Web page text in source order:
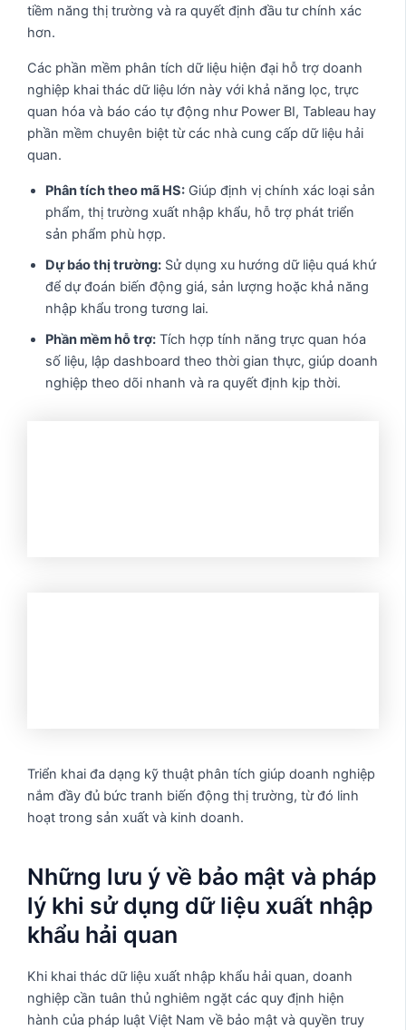
tiềm năng thị trường và ra quyết định đầu tư chính xác
hơn.
Các phần mềm phân tích dữ liệu hiện đại hỗ trợ doanh
nghiệp khai thác dữ liệu lớn này với khả năng lọc, trực
quan hóa và báo cáo tự động như Power BI, Tableau hay
phần mềm chuyên biệt từ các nhà cung cấp dữ liệu hải
quan.
Phân tích theo mã HS: Giúp định vị chính xác loại sản
phẩm, thị trường xuất nhập khẩu, hỗ trợ phát triển
sản phẩm phù hợp.
Dự báo thị trường: Sử dụng xu hướng dữ liệu quá khứ
để dự đoán biến động giá, sản lượng hoặc khả năng
nhập khẩu trong tương lai.
Phần mềm hỗ trợ: Tích hợp tính năng trực quan hóa
số liệu, lập dashboard theo thời gian thực, giúp doanh
nghiệp theo dõi nhanh và ra quyết định kịp thời.
Triển khai đa dạng kỹ thuật phân tích giúp doanh nghiệp
nắm đầy đủ bức tranh biến động thị trường, từ đó linh
hoạt trong sản xuất và kinh doanh.
Những lưu ý về bảo mật và pháp
lý khi sử dụng dữ liệu xuất nhập
khẩu hải quan
Khi khai thác dữ liệu xuất nhập khẩu hải quan, doanh
nghiệp cần tuân thủ nghiêm ngặt các quy định hiện
hành của pháp luật Việt Nam về bảo mật và quyền truy